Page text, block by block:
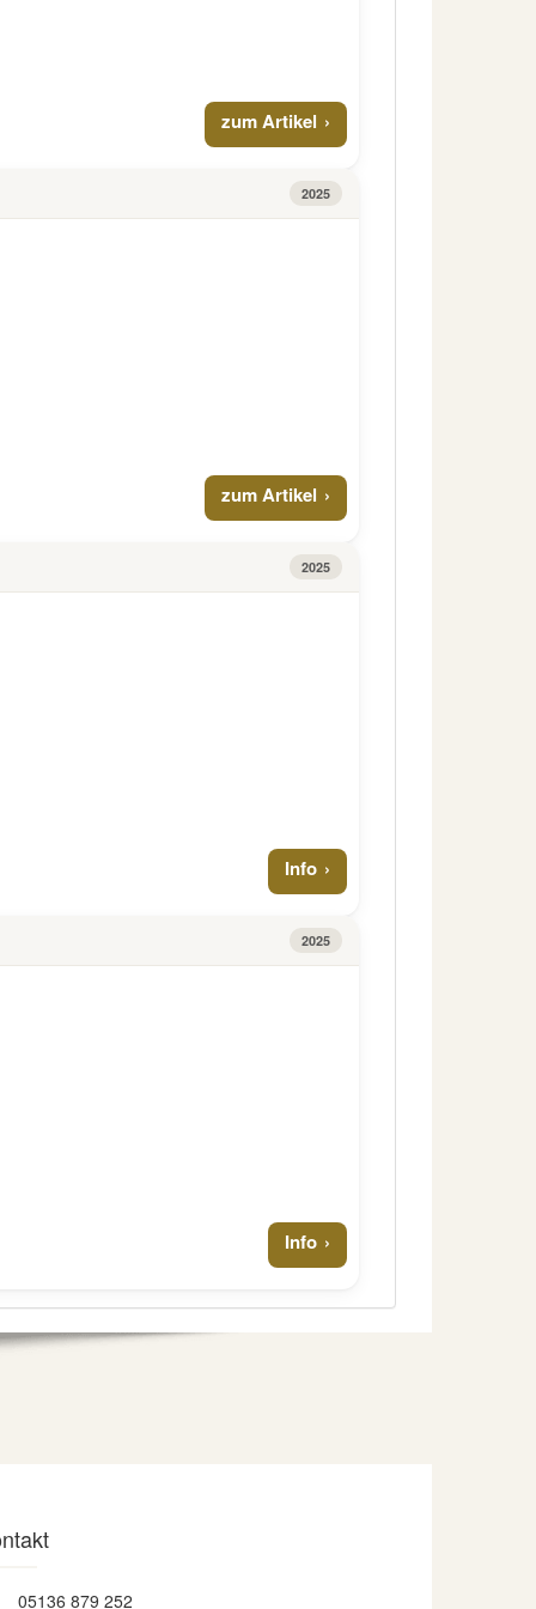
zum Artikel
2025
zum Artikel
2025
Info
2025
Info
05136 879 252